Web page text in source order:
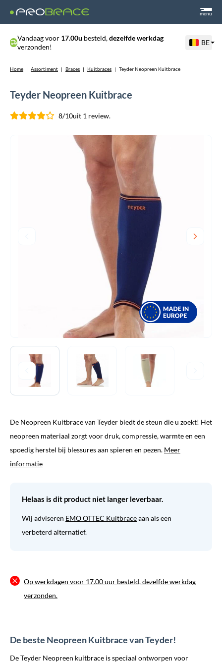
menu
Vandaag voor 17.00u besteld,dezelfde werkdag
verzonden!
BE
Home | Assortiment | Braces | Kuitbraces | Teyder Neopreen Kuitbrace
Teyder Neopreen Kuitbrace
8/10uit 1 review.
De Neopreen Kuitbrace van Teyder biedt de steun die u zoekt! Het
neopreen materiaal zorgt voor druk, compressie, warmte en een
spoedig herstel bij blessures aan spieren en pezen. Meer
informatie
Helaas is dit product niet langer leverbaar.
Wij adviseren EMO OTTEC Kuitbraceaan als een
verbeterd alternatief.
Op werkdagen voor 17.00 uur besteld, dezelfde werkdag
verzonden.
De beste Neopreen Kuitbrace van Teyder!
De Teyder Neopreen kuitbrace is speciaal ontworpen voor